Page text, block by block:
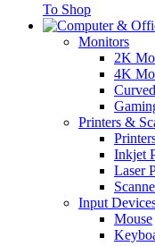
To Shop
Monitors
2K
4K
Printers &
Inkjet
Laser
Input
Mouse